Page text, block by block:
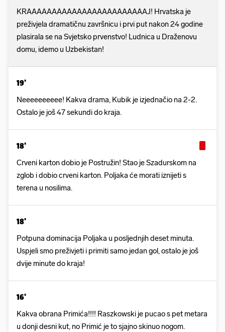
KRAAAAAAAAAAAAAAAAAAAAAAAAJ! Hrvatska je
preživjela dramatičnu završnicu i prvi put nakon 24 godine
plasirala se na Svjetsko prvenstvo! Ludnica u Draženovu
domu, idemo u Uzbekistan!
19'
Neeeeeeeeee! Kakva drama, Kubik je izjednačio na 2-2.
Ostalo je još 47 sekundi do kraja.
18'
Crveni karton dobio je Postružin! Stao je Szadurskom na
zglob i dobio crveni karton. Poljaka će morati iznijeti s
terena u nosilima.
18'
Potpuna dominacija Poljaka u posljednjih deset minuta.
Uspjeli smo preživjeti i primiti samo jedan gol, ostalo je još
dvije minute do kraja!
16'
Kakva obrana Primića!!!! Raszkowski je pucao s pet metara
u donji desni kut, no Primić je to sjajno skinuo nogom.